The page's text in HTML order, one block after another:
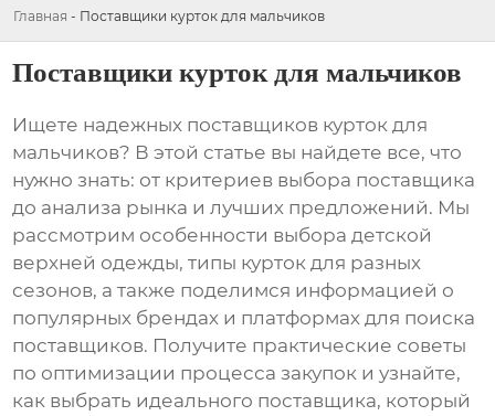
Главная - Поставщики курток для мальчиков
Поставщики курток для мальчиков
Ищете надежных поставщиков курток для
мальчиков? В этой статье вы найдете все, что
нужно знать: от критериев выбора поставщика
до анализа рынка и лучших предложений. Мы
рассмотрим особенности выбора детской
верхней одежды, типы курток для разных
сезонов, а также поделимся информацией о
популярных брендах и платформах для поиска
поставщиков. Получите практические советы
по оптимизации процесса закупок и узнайте,
как выбрать идеального поставщика, который